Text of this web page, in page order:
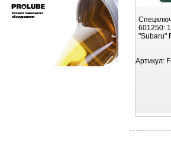
601250:
"Subaru"
Артикул: